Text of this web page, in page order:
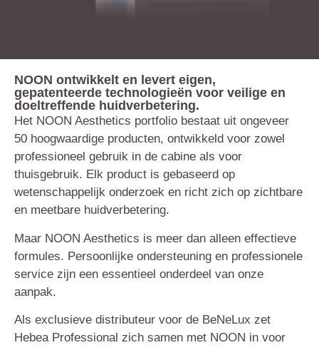
NOON ontwikkelt en levert eigen,
gepatenteerde technologieën voor veilige en
doeltreffende huidverbetering.
Het NOON Aesthetics portfolio bestaat uit ongeveer
50 hoogwaardige producten, ontwikkeld voor zowel
professioneel gebruik in de cabine als voor
thuisgebruik. Elk product is gebaseerd op
wetenschappelijk onderzoek en richt zich op zichtbare
en meetbare huidverbetering.
Maar NOON Aesthetics is meer dan alleen effectieve
formules. Persoonlijke ondersteuning en professionele
service zijn een essentieel onderdeel van onze
aanpak.
Als exclusieve distributeur voor de BeNeLux zet
Hebea Professional zich samen met NOON in voor